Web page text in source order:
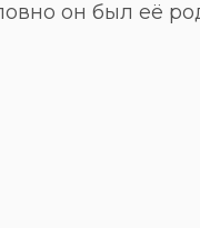
он был её